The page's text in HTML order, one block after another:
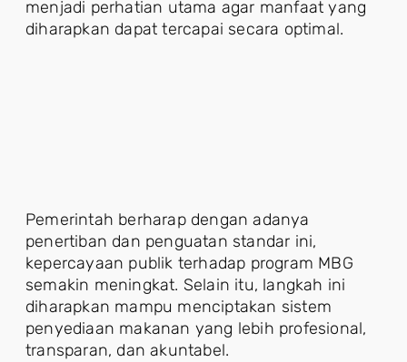
menjadi perhatian utama agar manfaat yang
diharapkan dapat tercapai secara optimal.
Pemerintah berharap dengan adanya
penertiban dan penguatan standar ini,
kepercayaan publik terhadap program MBG
semakin meningkat. Selain itu, langkah ini
diharapkan mampu menciptakan sistem
penyediaan makanan yang lebih profesional,
transparan, dan akuntabel.